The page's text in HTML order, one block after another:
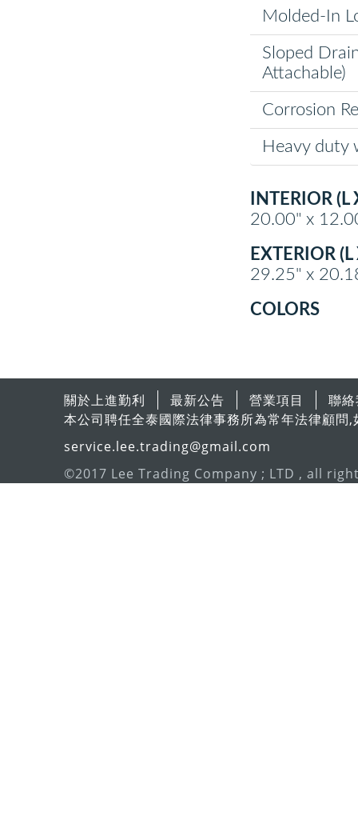
Molded-In
Sloped
Attachable)
Corrosion
Heavy duty
INTERIOR
20.00" x
EXTERIOR
29.25" x
COLORS
關於上進勤利 最新公告 營業項目
聯
本公司聘任全泰國際法律事務所為常年法律顧
service.lee.trading@gmail.com
©2017 Lee Trading Company ; LTD , all